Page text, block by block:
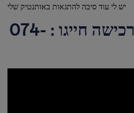
יש לי עוד סיבה להתגאות באותנטיק שלי
למידע נוסף ורכישה חייגו : 074-